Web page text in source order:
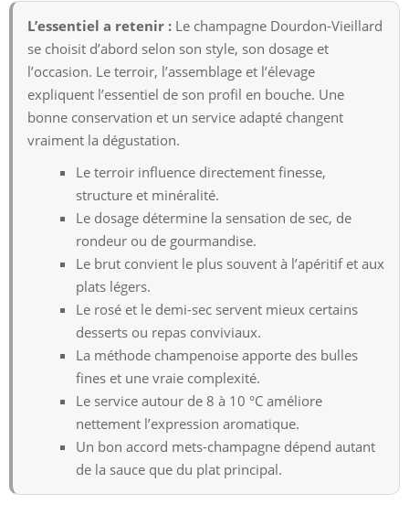
L’essentiel a retenir : Le champagne Dourdon-Vieillard
se choisit d’abord selon son style, son dosage et
l’occasion. Le terroir, l’assemblage et l’élevage
expliquent l’essentiel de son profil en bouche. Une
bonne conservation et un service adapté changent
vraiment la dégustation.
Le terroir influence directement finesse,
structure et minéralité.
Le dosage détermine la sensation de sec, de
rondeur ou de gourmandise.
Le brut convient le plus souvent à l’apéritif et aux
plats légers.
Le rosé et le demi-sec servent mieux certains
desserts ou repas conviviaux.
La méthode champenoise apporte des bulles
fines et une vraie complexité.
Le service autour de 8 à 10 °C améliore
nettement l’expression aromatique.
Un bon accord mets-champagne dépend autant
de la sauce que du plat principal.